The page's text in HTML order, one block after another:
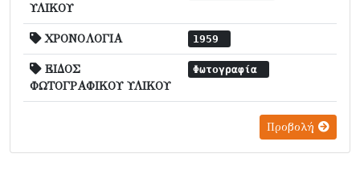
ΥΛΙΚΟΥ
ΧΡΟΝΟΛΟΓΙΑ 1959
ΕΙΔΟΣ
ΦΩΤΟΓΡΑΦΙΚΟΥ ΥΛΙΚΟΥ
Φωτογραφία
Προβολή